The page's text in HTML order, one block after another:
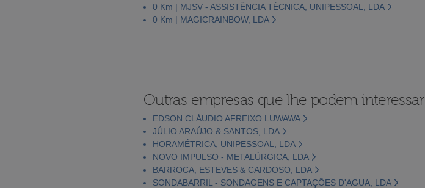
0 Km | MJSV - ASSISTÊNCIA TÉCNICA, UNIPESSOAL, LDA
0 Km | MAGICRAINBOW, LDA
Outras empresas que lhe podem interessar
EDSON CLÁUDIO AFREIXO LUWAWA
JÚLIO ARAÚJO & SANTOS, LDA
HORAMÉTRICA, UNIPESSOAL, LDA
NOVO IMPULSO - METALÚRGICA, LDA
BARROCA, ESTEVES & CARDOSO, LDA
SONDABARRIL - SONDAGENS E CAPTAÇÕES D'AGUA, LDA